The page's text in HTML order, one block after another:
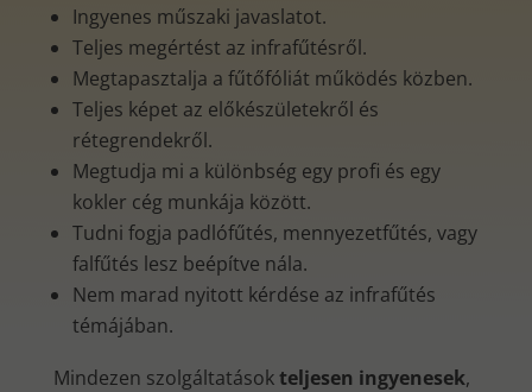
Ingyenes műszaki javaslatot.
Teljes megértést az infrafűtésről.
Megtapasztalja a fűtőfóliát működés közben.
Teljes képet az előkészületekről és
rétegrendekről.
Megtudja mi a különbség egy profi és egy
kokler cég munkája között.
Tudni fogja padlófűtés, mennyezetfűtés, vagy
falfűtés lesz beépítve nála.
Nem marad nyitott kérdése az infrafűtés
témájában.
Mindezen szolgáltatásokteljesen ingyenesek,